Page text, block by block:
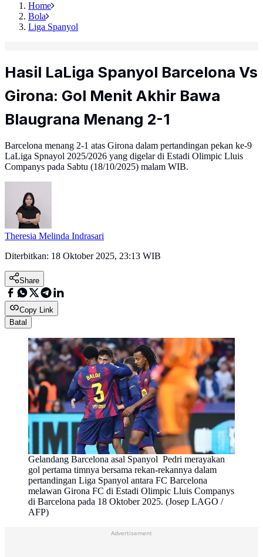
Home
Bola
Liga Spanyol
Hasil LaLiga Spanyol Barcelona Vs
Girona: Gol Menit Akhir Bawa
Blaugrana Menang 2-1
Barcelona menang 2-1 atas Girona dalam pertandingan pekan ke-9
LaLiga Spnayol 2025/2026 yang digelar di Estadi Olimpic Lluis
Companys pada Sabtu (18/10/2025) malam WIB.
Theresia Melinda Indrasari
Diterbitkan: 18 Oktober 2025, 23:13 WIB
Share
Copy Link
Batal
Gelandang Barcelona asal Spanyol Pedri merayakan
gol pertama timnya bersama rekan-rekannya dalam
pertandingan Liga Spanyol antara FC Barcelona
melawan Girona FC di Estadi Olimpic Lluis Companys
di Barcelona pada 18 Oktober 2025. (Josep LAGO /
AFP)
Advertisement